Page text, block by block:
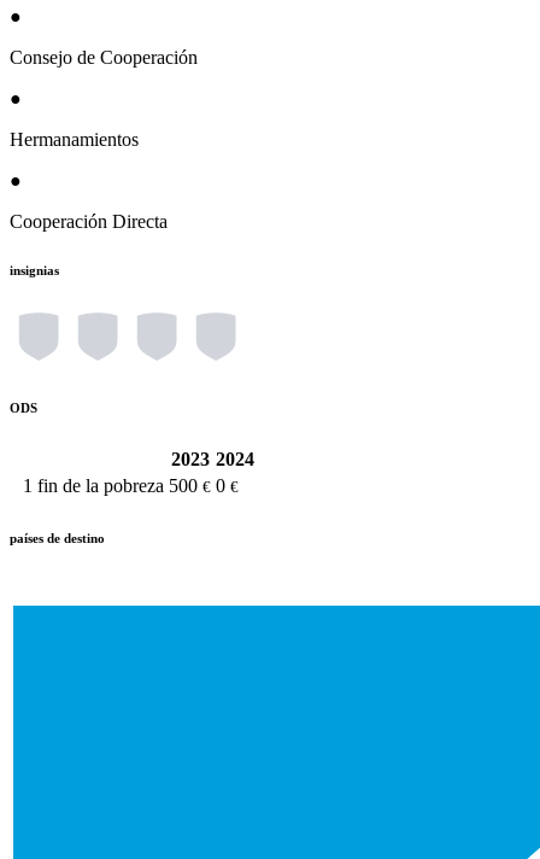
●
Consejo de Cooperación
●
Hermanamientos
●
Cooperación Directa
insignias
ODS
2023 2024
1 fin de la pobreza 500 € 0 €
países de destino